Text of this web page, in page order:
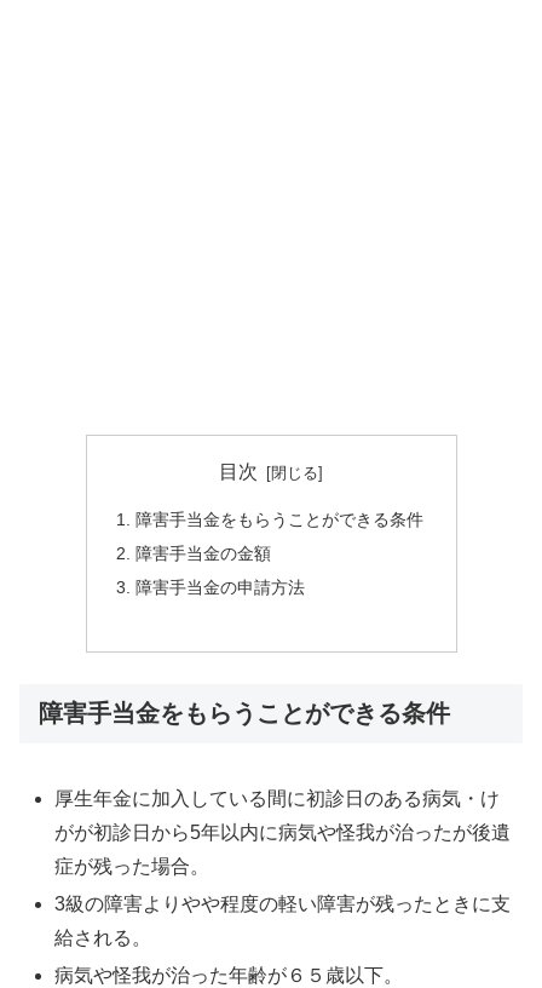
目次
障害手当金をもらうことができる条件
障害手当金の金額
障害手当金の申請方法
障害手当金をもらうことができる条件
厚生年金に加入している間に初診日のある病気・け
がが初診日から5年以内に病気や怪我が治ったが後遺
症が残った場合。
3級の障害よりやや程度の軽い障害が残ったときに支
給される。
病気や怪我が治った年齢が６５歳以下。